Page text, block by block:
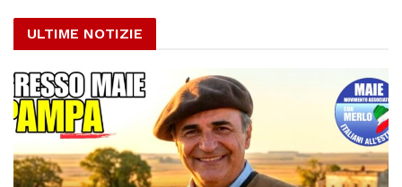
ULTIME NOTIZIE